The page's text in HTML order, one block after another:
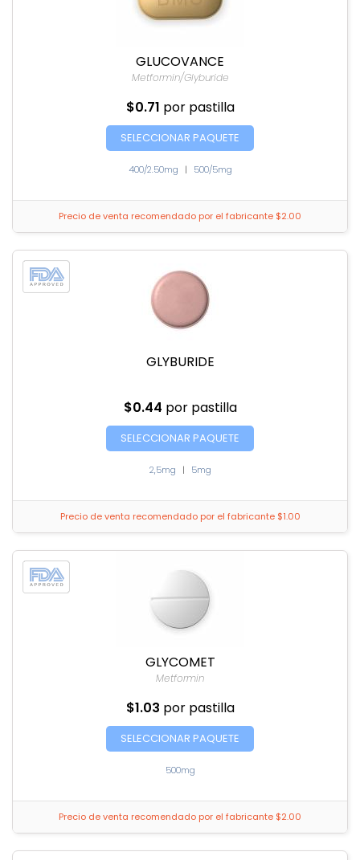
GLUCOVANCE
Metformin/Glyburide
$0.71 por pastilla
SELECCIONAR PAQUETE
400/2.50mg | 500/5mg
Precio de venta recomendado por el fabricante $2.00
GLYBURIDE
$0.44 por pastilla
SELECCIONAR PAQUETE
2,5mg | 5mg
Precio de venta recomendado por el fabricante $1.00
GLYCOMET
Metformin
$1.03 por pastilla
SELECCIONAR PAQUETE
500mg
Precio de venta recomendado por el fabricante $2.00